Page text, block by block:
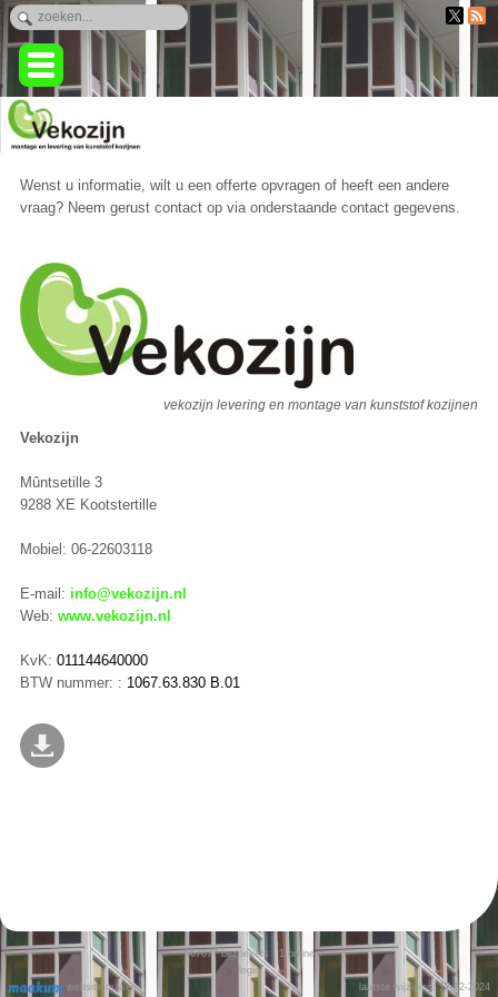
Wenst u informatie, wilt u een offerte opvragen of heeft een andere
vraag? Neem gerust contact op via onderstaande contact gegevens.
vekozijn levering en montage van kunststof kozijnen
Vekozijn
Mûntsetille 3
9288 XE Kootstertille
Mobiel: 06-22603118
E-mail: info@vekozijn.nl
Web: www.vekozijn.nl
KvK: 011144640000
BTW nummer: : 1067.63.830 B.01
website maken
667077bezoekers - 1 online
login
laatste wijziging: 17-12-2024